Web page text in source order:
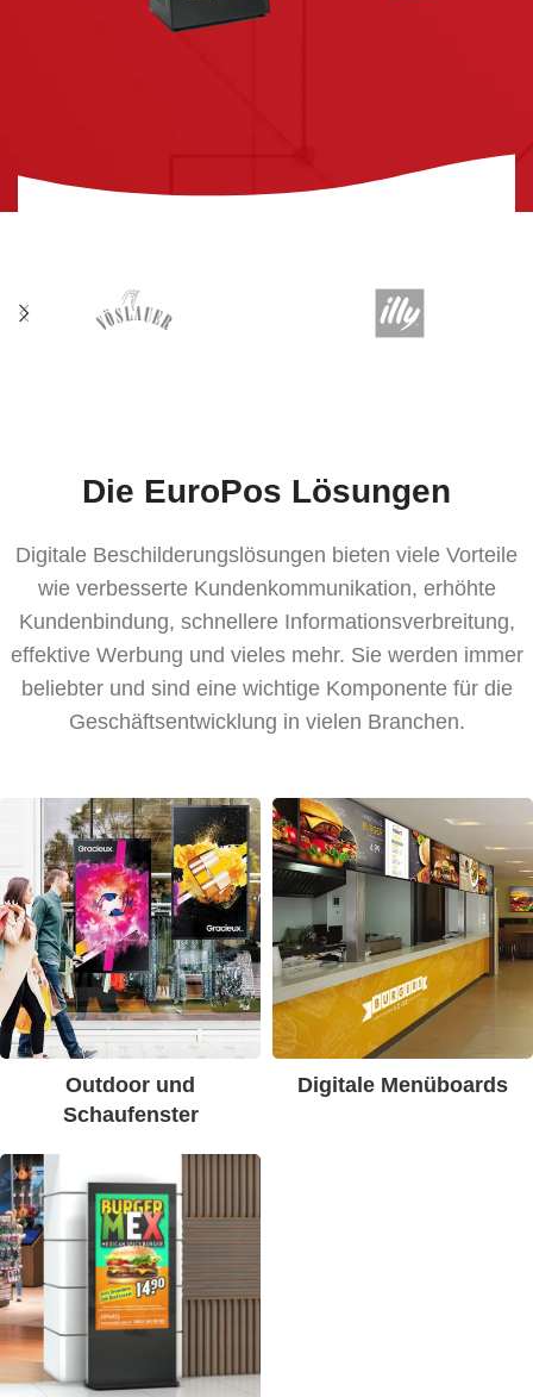
Die EuroPos Lösungen
Digitale Beschilderungslösungen bieten viele Vorteile
wie verbesserte Kundenkommunikation, erhöhte
Kundenbindung, schnellere Informationsverbreitung,
effektive Werbung und vieles mehr. Sie werden immer
beliebter und sind eine wichtige Komponente für die
Geschäftsentwicklung in vielen Branchen.
Outdoor und
Schaufenster
Digitale Menüboards